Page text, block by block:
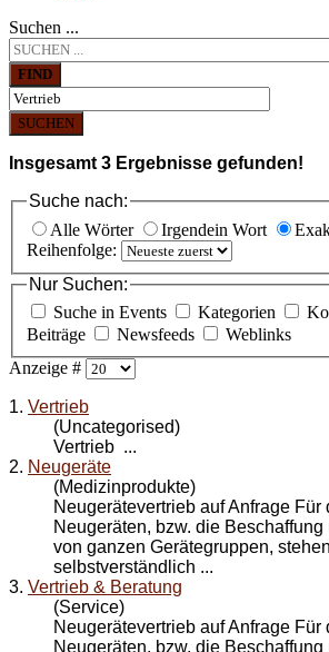
Suchen ...
FIND
SUCHEN
Insgesamt 3 Ergebnisse gefunden!
Suche nach:
Alle Wörter
Irgendein Wort
Reihenfolge:
Nur Suchen:
Suche in Events
Kategorien
Beiträge
Newsfeeds
Weblinks
Anzeige #
1. Vertrieb
(Uncategorised)
Vertrieb ...
2. Neugeräte
(Medizinprodukte)
Neugerätevertrieb auf Anfrage Für
Neugeräten, bzw. die
von ganzen Gerätegruppen,
selbstverständlich ...
3. Vertrieb & Beratung
(Service)
Neugerätevertrieb auf Anfrage Für
Neugeräten, bzw. die